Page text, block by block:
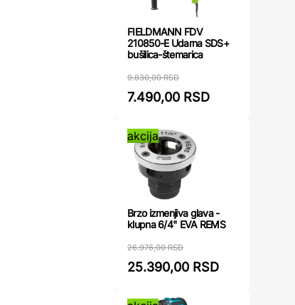
FIELDMANN FDV
210850-E Udarna SDS+
bušilica-štemarica
9.830,00 RSD
7.490,00 RSD
akcija
Brzo izmenjiva glava -
klupna 6/4" EVA REMS
26.976,00 RSD
25.390,00 RSD